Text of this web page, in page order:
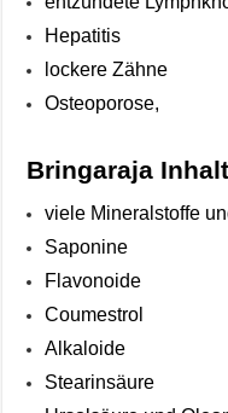
Hepatitis
lockere Zähne
Osteoporose,
Bringaraja
viele Mineralstoffe
Saponine
Flavonoide
Coumestrol
Alkaloide
Stearinsäure